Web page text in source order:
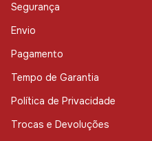
Segurança
Envio
Pagamento
Tempo de Garantia
Política de Privacidade
Trocas e Devoluções